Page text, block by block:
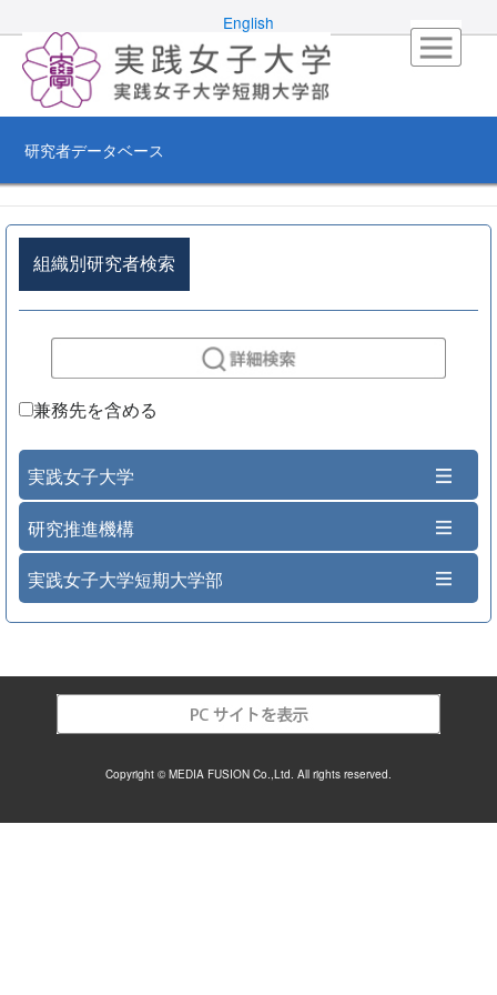
English
研究者データベース
組織別研究者検索
兼務先を含める
実践女子大学
研究推進機構
実践女子大学短期大学部
Copyright © MEDIA FUSION Co.,Ltd. All rights reserved.